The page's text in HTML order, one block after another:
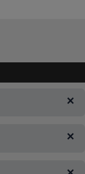
。